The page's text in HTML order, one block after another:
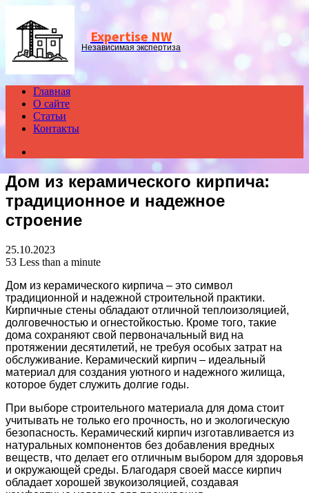
Expertise NW
Независимая экспертиза
Главная
О сайте
Статьи
Контакты
Дом из керамического кирпича:
традиционное и надежное
строение
25.10.2023
53 Less than a minute
Дом из керамического кирпича – это символ
традиционной и надежной строительной практики.
Кирпичные стены обладают отличной теплоизоляцией,
долговечностью и огнестойкостью. Кроме того, такие
дома сохраняют свой первоначальный вид на
протяжении десятилетий, не требуя особых затрат на
обслуживание. Керамический кирпич – идеальный
материал для создания уютного и надежного жилища,
которое будет служить долгие годы.
При выборе строительного материала для дома стоит
учитывать не только его прочность, но и экологическую
безопасность. Керамический кирпич изготавливается из
натуральных компонентов без добавления вредных
веществ, что делает его отличным выбором для здоровья
и окружающей среды. Благодаря своей массе кирпич
обладает хорошей звукоизоляцией, создавая